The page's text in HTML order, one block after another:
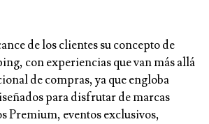
de los clientes su concepto de
con experiencias que van más allá
de compras, ya que engloba
para disfrutar de marcas
Premium, eventos exclusivos,